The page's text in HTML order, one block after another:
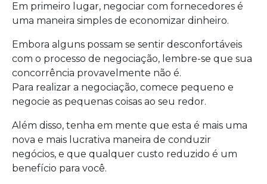
Em primeiro lugar, negociar com fornecedores é
uma maneira simples de economizar dinheiro.
Embora alguns possam se sentir desconfortáveis
com o processo de negociação, lembre-se que sua
concorrência provavelmente não é.
Para realizar a negociação, comece pequeno e
negocie as pequenas coisas ao seu redor.
Além disso, tenha em mente que esta é mais uma
nova e mais lucrativa maneira de conduzir
negócios, e que qualquer custo reduzido é um
benefício para você.